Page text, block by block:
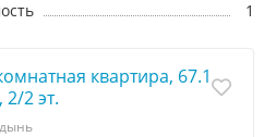
1
квартира, 67.1
2/2 эт.